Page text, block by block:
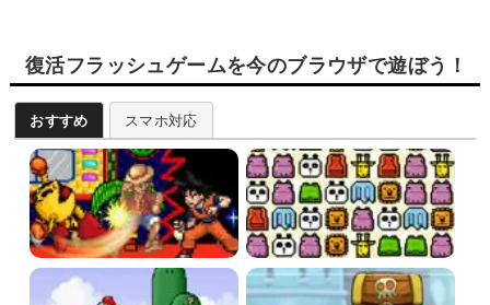
復活フラッシュゲームを今のブラウザで遊ぼう！
おすすめ スマホ対応